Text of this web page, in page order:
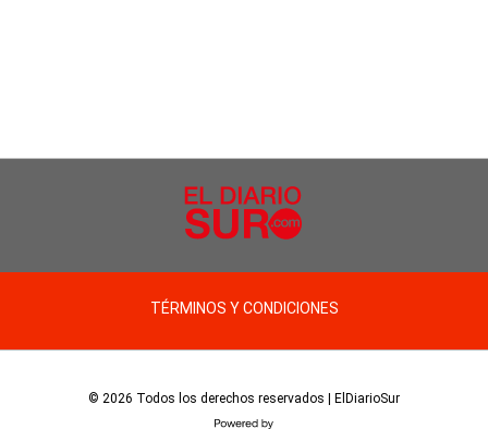
TÉRMINOS Y CONDICIONES
© 2026 Todos los derechos reservados | ElDiarioSur